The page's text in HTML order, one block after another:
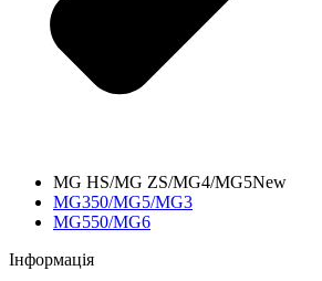
MG HS/MG ZS/MG4/MG5New
MG350/MG5/MG3
MG550/MG6
Інформація